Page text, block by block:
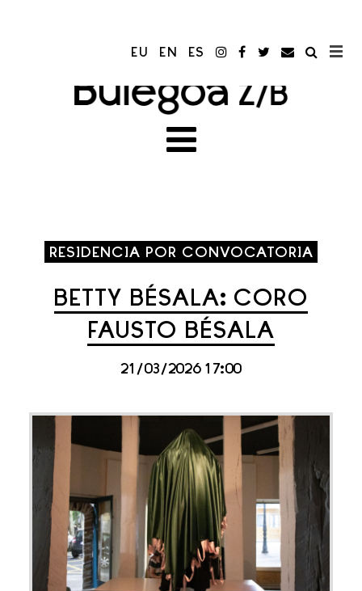
EU EN ES
RESIDENCIA POR CONVOCATORIA
BETTY BÉSALA: CORO
FAUSTO BÉSALA
21/03/2026 17:00